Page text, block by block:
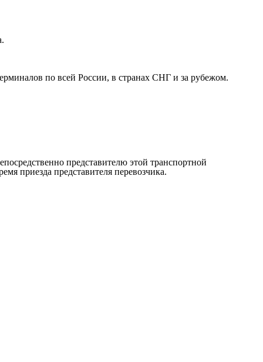
по всей России, в странах СНГ и за рубежом.
представителю этой транспортной
приезда представителя перевозчика.